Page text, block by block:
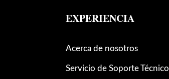
EXPERIENCIA
Acerca de nosotros
Servicio de Soporte Técnico